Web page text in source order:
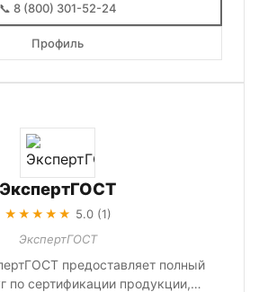
📞 8 (800) 301-52-24
Профиль
ЭкспертГОСТ
★★★★★ 5.0 (1)
ЭкспертГОСТ
предоставляет полный
по сертификации продукции,